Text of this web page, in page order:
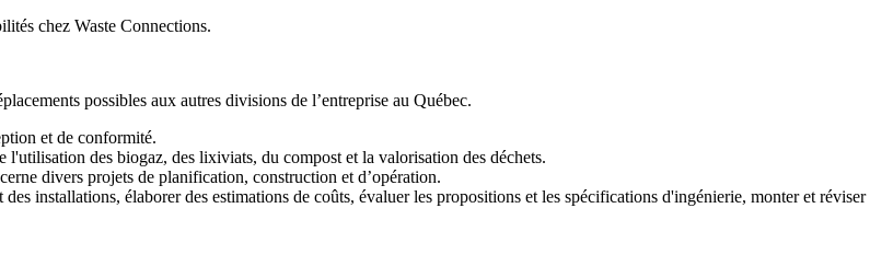
chez Waste Connections.
possibles aux autres divisions de l’entreprise au Québec.
et de conformité.
des biogaz, des lixiviats, du compost et la valorisation des déchets.
divers projets de planification, construction et d’opération.
installations, élaborer des estimations de coûts, évaluer les propositions et les spécifications d'ingénierie, monter et réviser